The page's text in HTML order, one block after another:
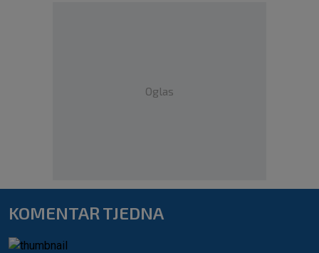
Oglas
KOMENTAR TJEDNA